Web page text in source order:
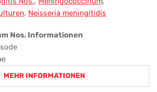
, Neisseria meningitidis
Nos. Informationen
MEHR INFORMATIONEN